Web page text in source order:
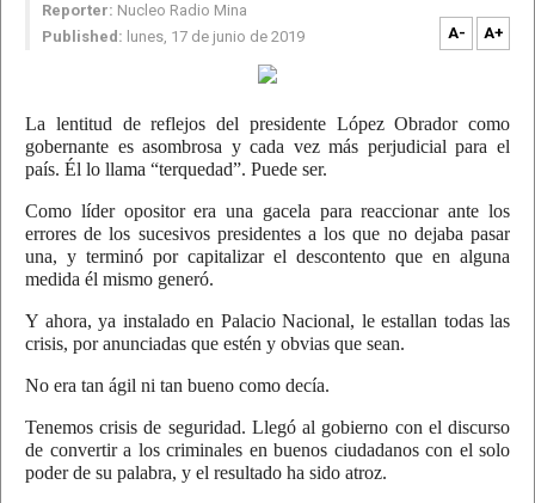
Reporter: Nucleo Radio Mina
Published: lunes, 17 de junio de 2019 A- A+
La lentitud de reflejos del presidente López Obrador como
gobernante es asombrosa y cada vez más perjudicial para el
país. Él lo llama “terquedad”. Puede ser.
Como líder opositor era una gacela para reaccionar ante los
errores de los sucesivos presidentes a los que no dejaba pasar
una, y terminó por capitalizar el descontento que en alguna
medida él mismo generó.
Y ahora, ya instalado en Palacio Nacional, le estallan todas las
crisis, por anunciadas que estén y obvias que sean.
No era tan ágil ni tan bueno como decía.
Tenemos crisis de seguridad. Llegó al gobierno con el discurso
de convertir a los criminales en buenos ciudadanos con el solo
poder de su palabra, y el resultado ha sido atroz.